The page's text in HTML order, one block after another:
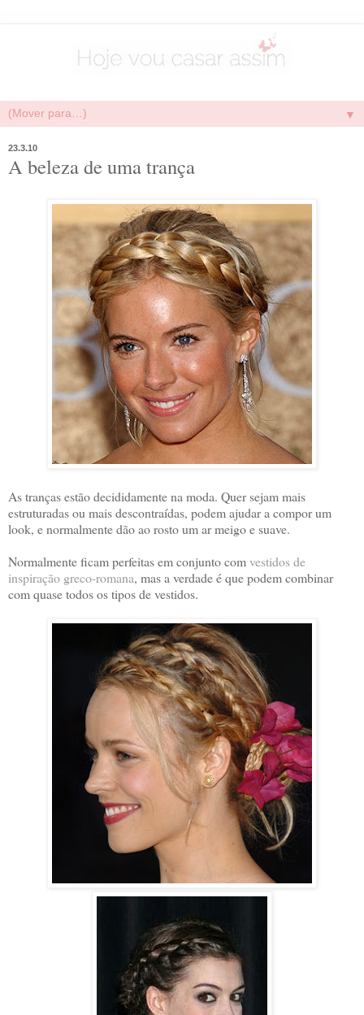
▼
23.3.10
A beleza de uma trança
As tranças estão decididamente na moda. Quer sejam mais
estruturadas ou mais descontraídas, podem ajudar a compor um
look, e normalmente dão ao rosto um ar meigo e suave.
Normalmente ficam perfeitas em conjunto comvestidos de
inspiração greco-romana, mas a verdade é que podem combinar
com quase todos os tipos de vestidos.